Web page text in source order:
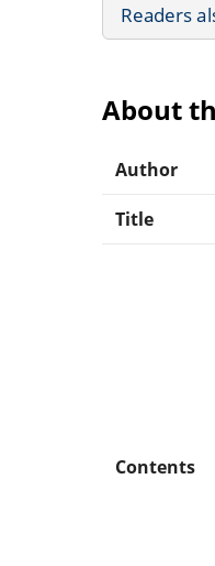
Readers
About
Author
Title
Contents